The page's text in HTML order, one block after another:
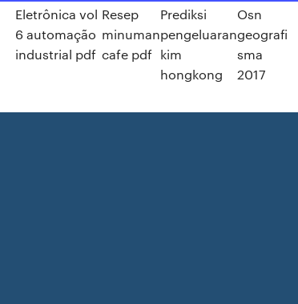
Eletrônica vol
6 automação
industrial pdf
Resep
minuman
cafe pdf
Prediksi
pengeluaran
kim
hongkong
Osn
geografi
sma
2017